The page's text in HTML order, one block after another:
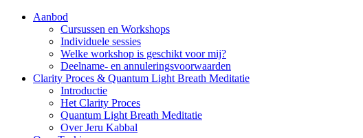
Aanbod
Cursussen en Workshops
Individuele sessies
Welke workshop is geschikt voor mij?
Deelname- en annuleringsvoorwaarden
Clarity Proces & Quantum Light Breath Meditatie
Introductie
Het Clarity Proces
Quantum Light Breath Meditatie
Over Jeru Kabbal